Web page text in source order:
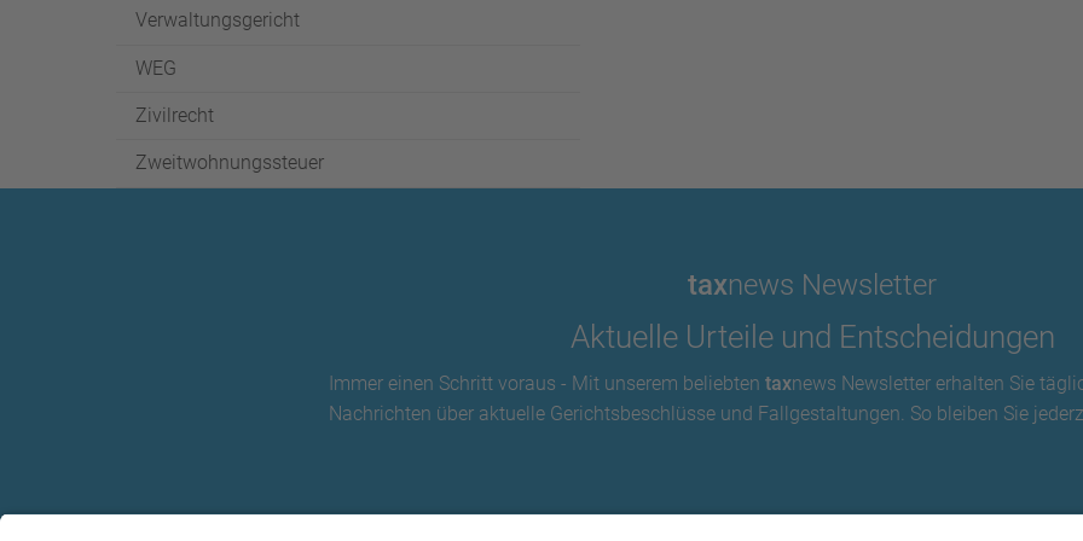
Verwaltungsgericht
WEG
Zivilrecht
Zweitwohnungssteuer
taxnews Newsletter
Aktuelle Urteile und Entscheidungen
Immer einen Schritt voraus - Mit unserem beliebten taxnews Newsletter erhalten Sie
Nachrichten über aktuelle Gerichtsbeschlüsse und Fallgestaltungen. So bleiben Sie